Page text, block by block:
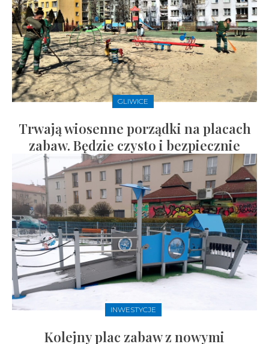
GLIWICE
Trwają wiosenne porządki na placach
zabaw. Będzie czysto i bezpiecznie
INWESTYCJE
Kolejny plac zabaw z nowymi